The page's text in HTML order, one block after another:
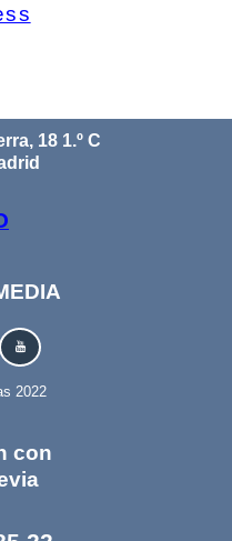
18 1.º C
2022
con